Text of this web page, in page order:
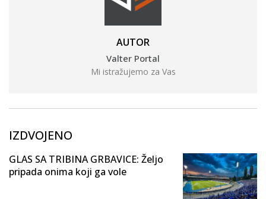
AUTOR
Valter Portal
Mi istražujemo za Vas
IZDVOJENO
GLAS SA TRIBINA GRBAVICE: Željo
pripada onima koji ga vole